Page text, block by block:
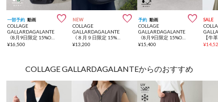
一部予約 動画 
COLLAGE
GALLARDAGALANTE
¥16,500
NEW 
COLLAGE
GALLARDAGALANTE
¥13,200
予約 動画 
COLLAGE
GALLARDAGALANTE
《8月9日限定 15%OFF》強撥水メッシュ2WAYトートバッグ
¥15,400
SALE
¥
COLLAGE GALLARDAGALANTEからのおすすめ